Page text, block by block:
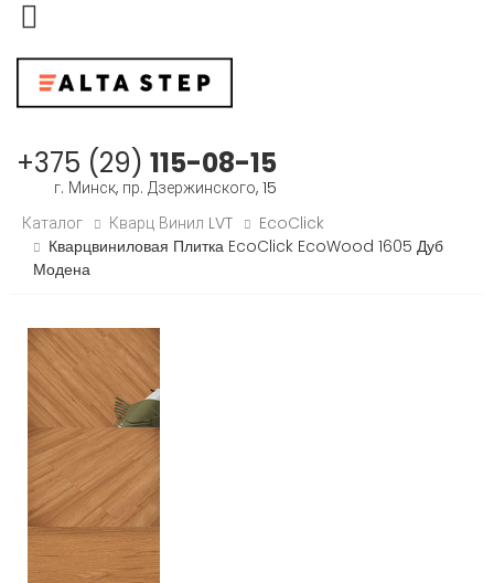
Меню
+375 (29) 115-08-15
г. Минск, пр. Дзержинского, 15
Каталог
Кварц Винил LVT
EcoClick
Кварцвиниловая Плитка EcoClick EcoWood 1605 Дуб
Модена